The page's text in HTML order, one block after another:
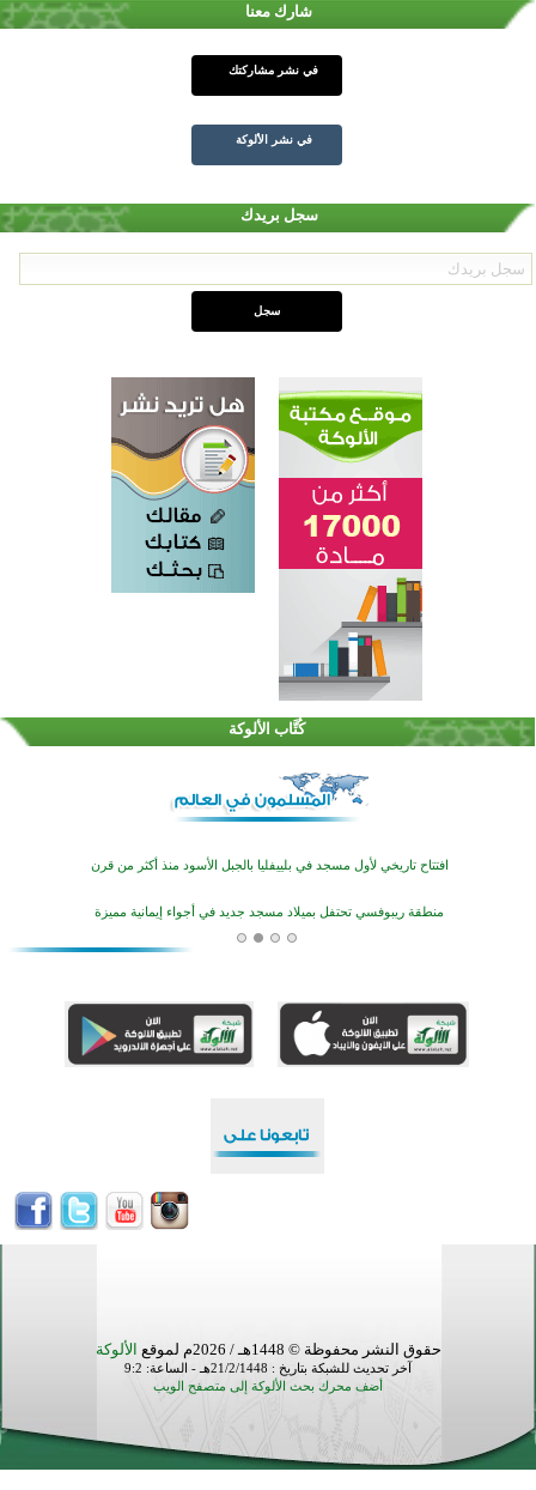
شارك معنا
في نشر مشاركتك
في نشر الألوكة
سجل بريدك
كُتَّاب الألوكة
اختتام الدورة التاسعة لمسابقة حفظ وتلاوة القرآن الكريم في أزناكاييف
تيسليتش تختتم برنامجا تعليميا لتعزيز القيم وبناء الشخصية للشباب المسلمين
اختتام منافسات قرآنية متميزة في بنغلاديش بمشاركة 3000 متسابق
أكبر مشروع إسلامي في ريف أستراليا يفتتح أبوابه بعد سنوات من العمل والعطاء
اختتام الدورة التاسعة لمسابقة حفظ وتلاوة القرآن الكريم في أزناكاييف
حقوق النشر محفوظة © 1448هـ / 2026م لموقع الألوكة
آخر تحديث للشبكة بتاريخ : 21/2/1448هـ - الساعة: 9:2
أضف محرك بحث الألوكة إلى متصفح الويب